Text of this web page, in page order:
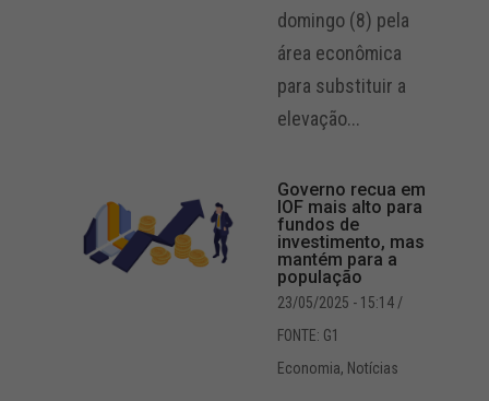
domingo (8) pela
área econômica
para substituir a
elevação...
Governo recua em
IOF mais alto para
fundos de
investimento, mas
mantém para a
população
23/05/2025 - 15:14/
FONTE: G1
Economia, Notícias